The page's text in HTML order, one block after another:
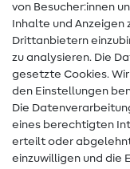
Hilfe & Kontakt
Kontakt
Infos zum
FAQ
Widerrufsrecht
Beliebt
von Besucher:innen
Inhalte und Anzeigen
Drittanbietern
zu analysieren. Die
gesetzte Cookies.
den Einstellungen
Die
eines berechtigten
erteilt oder
einzuwilligen und die